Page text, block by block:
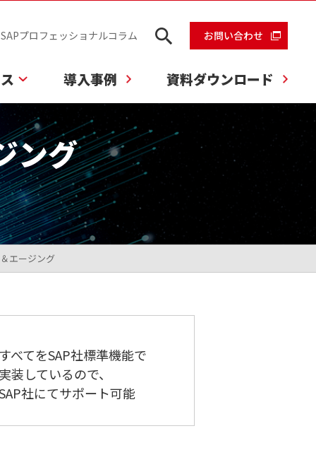
SAPプロフェッショナルコラム お問い合わせ
導入事例 資料ダウンロード
ング
エージング
べてをSAP社標準機能で
装しているので、
社にてサポート可能